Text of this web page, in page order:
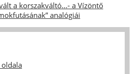
a korszakváltó...- a Vízöntő
analógiái
oldala